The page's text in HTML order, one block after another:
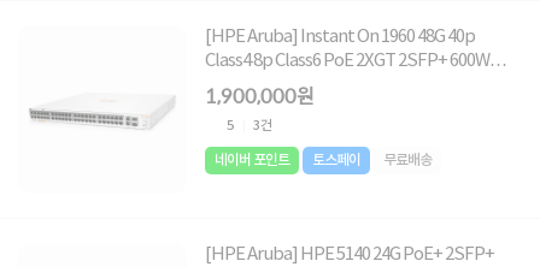
[HPE Aruba] Instant On 1960 48G 40p
Class4 8p Class6 PoE 2XGT 2SFP+ 600W
[JL809A/1G 48Port PoE++]
1,900,000원
5 3건
네이버 포인트 토스페이 무료배송
[HPE Aruba] HPE 5140 24G PoE+ 2SFP+